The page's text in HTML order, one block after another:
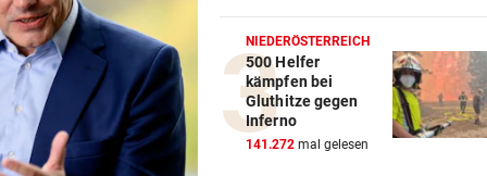
FAHRERIN SAH FLAMMEN
Feuerwerkskörper setzte
trockene Wiese in Brand
AUF WOLKE SIEBEN vor
NIEDERÖSTERREICH
500 Helfer
kämpfen bei
Gluthitze gegen
Inferno
141.272 mal gelesen